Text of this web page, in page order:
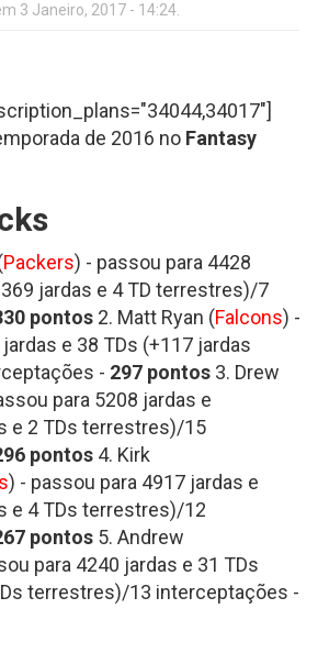
3 Janeiro, 2017 - 14:24.
7"]
de 2016 no Fantasy
Packers) - passou para 4428
jardas e 4 TD terrestres)/7
pontos 2. Matt Ryan (Falcons) -
e 38 TDs (+117 jardas
- 297 pontos 3. Drew
para 5208 jardas e
e 2 TDs terrestres)/15
pontos 4. Kirk
) - passou para 4917 jardas e
e 4 TDs terrestres)/12
pontos 5. Andrew
para 4240 jardas e 31 TDs
terrestres)/13 interceptações -